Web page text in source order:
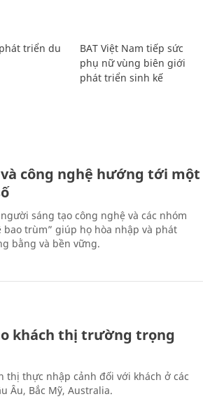
triển du
BAT Việt Nam tiếp sức
phụ nữ vùng biên giới
phát triển sinh kế
công nghệ hướng tới một
sáng tạo công nghệ và các nhóm
bao trùm” giúp họ hòa nhập và phát
bằng và bền vững.
khách thị trường trọng
thị thực nhập cảnh đối với khách ở các
Âu, Bắc Mỹ, Australia.